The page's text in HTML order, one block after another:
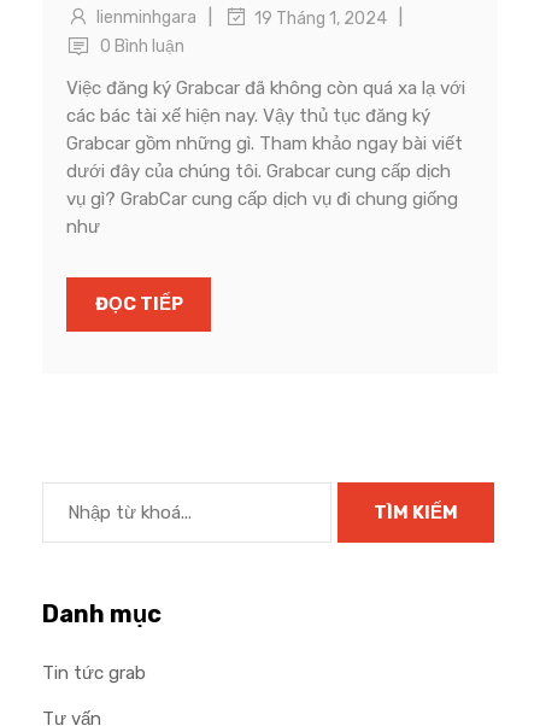
lienminhgara 19 Tháng 1, 2024
0 Bình luận
Việc đăng ký Grabcar đã không còn quá xa lạ với
các bác tài xế hiện nay. Vậy thủ tục đăng ký
Grabcar gồm những gì. Tham khảo ngay bài viết
dưới đây của chúng tôi. Grabcar cung cấp dịch
vụ gì? GrabCar cung cấp dịch vụ đi chung giống
như
ĐỌC TIẾP
Danh mục
Tin tức grab
Tư vấn